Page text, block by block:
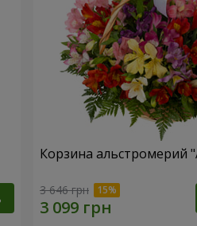
Корзина альстромерий
3 646 грн